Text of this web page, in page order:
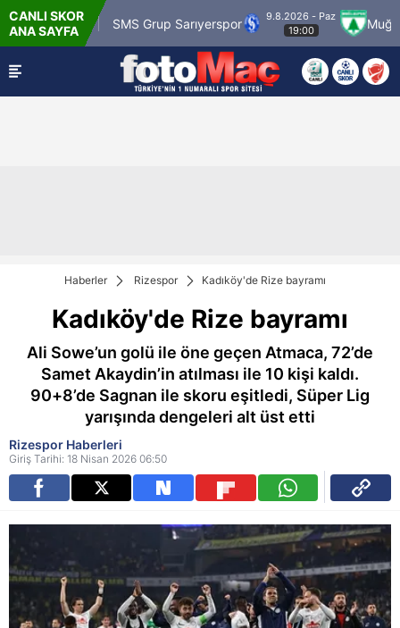
CANLI SKOR
ANA SAYFA SMS Grup Sarıyerspor
9.8.2026 - Paz
19:00
Muğlaspor
Haberler Rizespor Kadıköy'de Rize bayramı
Kadıköy'de Rize bayramı
Ali Sowe’un golü ile öne geçen Atmaca, 72’de
Samet Akaydin’in atılması ile 10 kişi kaldı.
90+8’de Sagnan ile skoru eşitledi, Süper Lig
yarışında dengeleri alt üst etti
Rizespor Haberleri
Giriş Tarihi: 18 Nisan 2026 06:50